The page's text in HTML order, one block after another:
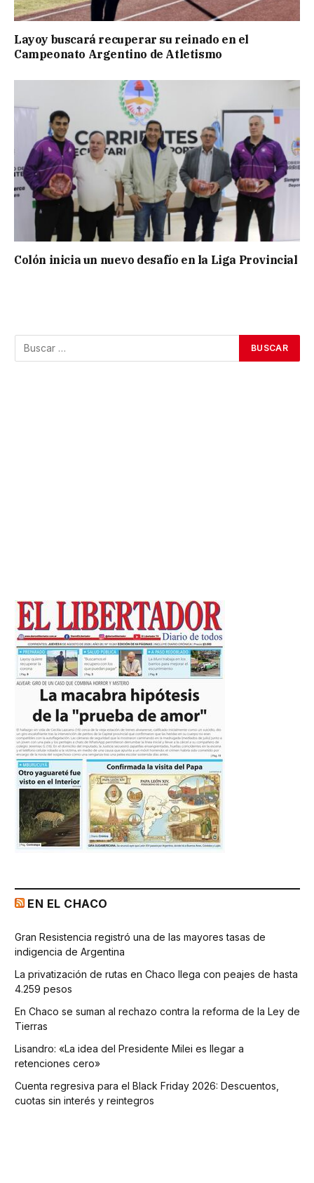
Layoy buscará recuperar su reinado en el
Campeonato Argentino de Atletismo
Colón inicia un nuevo desafío en la Liga Provincial
EN EL CHACO
Gran Resistencia registró una de las mayores tasas de
indigencia de Argentina
La privatización de rutas en Chaco llega con peajes de hasta
4.259 pesos
En Chaco se suman al rechazo contra la reforma de la Ley de
Tierras
Lisandro: «La idea del Presidente Milei es llegar a
retenciones cero»
Cuenta regresiva para el Black Friday 2026: Descuentos,
cuotas sin interés y reintegros